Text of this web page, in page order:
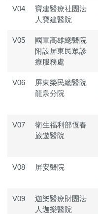
V04
寶建醫療社團法
人寶建醫院
V05
國軍高雄總醫院
附設屏東民眾診
療服務處
V06
屏東榮民總醫院
龍泉分院
V07
衛生福利部恆春
旅遊醫院
V08 屏安醫院
V09
迦樂醫療財團法
人迦樂醫院